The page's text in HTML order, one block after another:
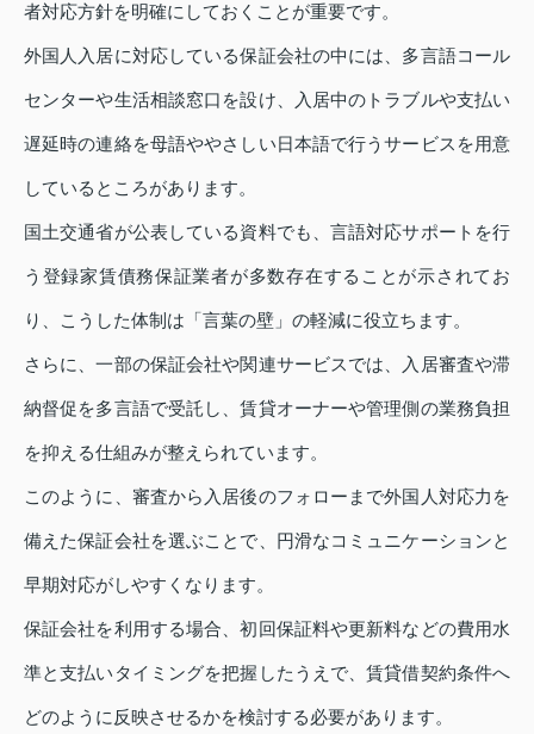
者対応方針を明確にしておくことが重要です。
外国人入居に対応している保証会社の中には、多言語コール
センターや生活相談窓口を設け、入居中のトラブルや支払い
遅延時の連絡を母語ややさしい日本語で行うサービスを用意
しているところがあります。
国土交通省が公表している資料でも、言語対応サポートを行
う登録家賃債務保証業者が多数存在することが示されてお
り、こうした体制は「言葉の壁」の軽減に役立ちます。
さらに、一部の保証会社や関連サービスでは、入居審査や滞
納督促を多言語で受託し、賃貸オーナーや管理側の業務負担
を抑える仕組みが整えられています。
このように、審査から入居後のフォローまで外国人対応力を
備えた保証会社を選ぶことで、円滑なコミュニケーションと
早期対応がしやすくなります。
保証会社を利用する場合、初回保証料や更新料などの費用水
準と支払いタイミングを把握したうえで、賃貸借契約条件へ
どのように反映させるかを検討する必要があります。